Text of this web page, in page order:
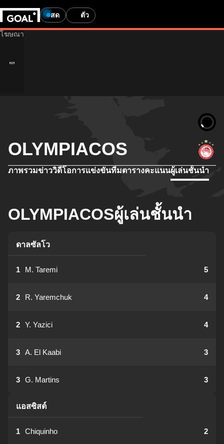
สด ตั๋ว
OLYMPIACOS
ภาพรวมข่าววิดีโอการแข่งขันทีมตารางคะแนนผู้เล่นชั้นนำ
OLYMPIACOSผู้เล่นชั้นนำ
ดาลซัลโว
1 M. Taremi 5
2 R. Yaremchuk 4
2 Y. Yazici 4
3 A. El Kaabi 3
3 G. Martins 3
แอสซิสต์
1 Chiquinho 2